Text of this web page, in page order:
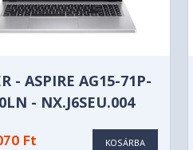
- ASPIRE AG15-71P-
- NX.J6SEU.004
Ft KOSÁRBA